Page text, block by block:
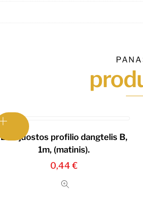
LED juostos profilio dangtelis B,
1m, (matinis).
0,44€